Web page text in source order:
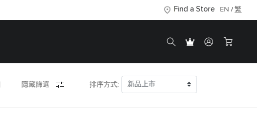
Find a Store EN 繁
隱藏篩選 排序方式: